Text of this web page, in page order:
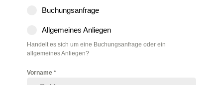
Buchungsanfrage
Allgemeines Anliegen
Handelt es sich um eine Buchungsanfrage oder ein
allgemeines Anliegen?
Vorname *